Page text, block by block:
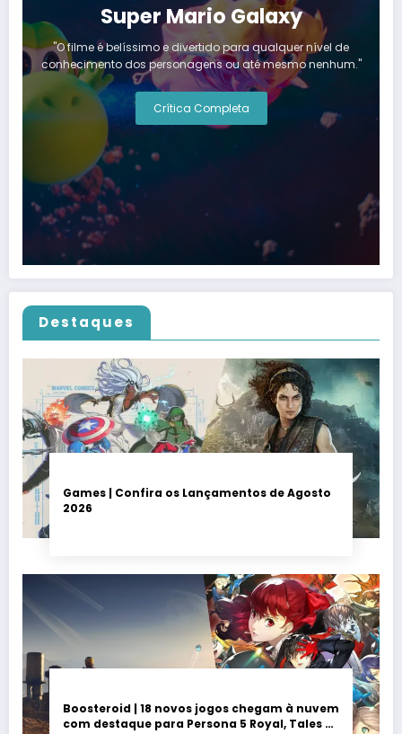
Super Mario Galaxy
"O filme é belíssimo e divertido para qualquer nível de
conhecimento dos personagens ou até mesmo nenhum."
Crítica Completa
Destaques
Games | Confira os Lançamentos de Agosto
2026
Boosteroid | 18 novos jogos chegam à nuvem
com destaque para Persona 5 Royal, Tales of